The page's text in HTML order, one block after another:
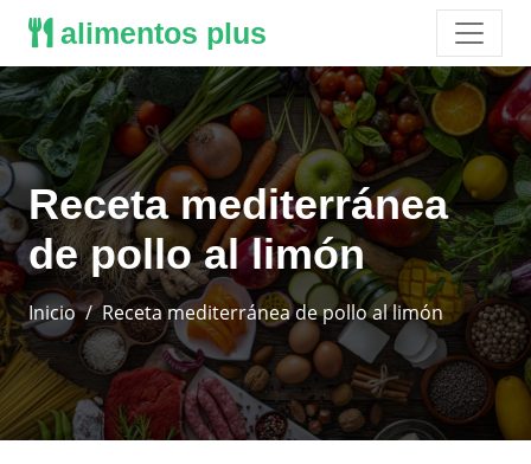
alimentos plus
Receta mediterránea
de pollo al limón
Inicio Receta mediterránea de pollo al limón